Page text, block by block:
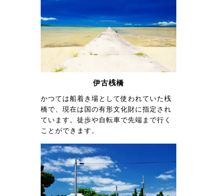
伊古桟橋
かつては船着き場として使われていた桟
橋で、現在は国の有形文化財に指定され
ています。徒歩や自転車で先端まで行く
ことができます。